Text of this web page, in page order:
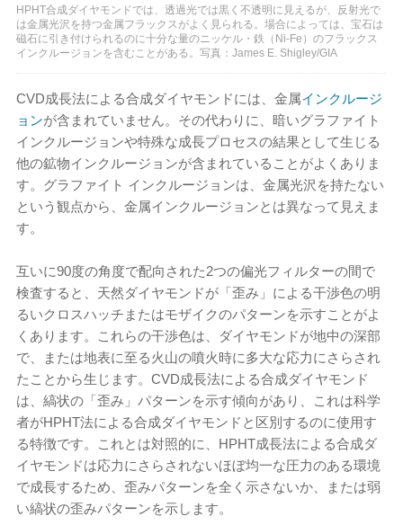
HPHT合成ダイヤモンドでは、透過光では黒く不透明に見えるが、反射光で
は金属光沢を持つ金属フラックスがよく見られる。場合によっては、宝石は
磁石に引き付けられるのに十分な量のニッケル・鉄（Ni-Fe）のフラックス
インクルージョンを含むことがある。写真：James E. Shigley/GIA
CVD成長法による合成ダイヤモンドには、金属インクルージ
ョンが含まれていません。その代わりに、暗いグラファイト
インクルージョンや特殊な成長プロセスの結果として生じる
他の鉱物インクルージョンが含まれていることがよくありま
す。グラファイト インクルージョンは、金属光沢を持たない
という観点から、金属インクルージョンとは異なって見えま
す。
互いに90度の角度で配向された2つの偏光フィルターの間で
検査すると、天然ダイヤモンドが「歪み」による干渉色の明
るいクロスハッチまたはモザイクのパターンを示すことがよ
くあります。これらの干渉色は、ダイヤモンドが地中の深部
で、または地表に至る火山の噴火時に多大な応力にさらされ
たことから生じます。CVD成長法による合成ダイヤモンド
は、縞状の「歪み」パターンを示す傾向があり、これは科学
者がHPHT法による合成ダイヤモンドと区別するのに使用す
る特徴です。これとは対照的に、HPHT成長法による合成ダ
イヤモンドは応力にさらされないほぼ均一な圧力のある環境
で成長するため、歪みパターンを全く示さないか、または弱
い縞状の歪みパターンを示します。